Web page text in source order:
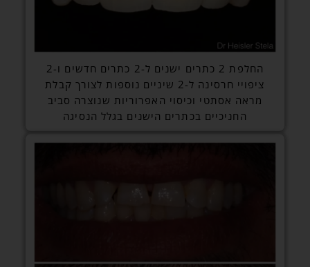
החלפת 2 כתרים ישנים ל-2 כתרים חדשים ו-2
ציפויי חרסינה ל-2 שיניים נוספות לצורך קבלת
מראה אסתטי וכיסוי האפרוריות שנוצרה סביב
החניכיים בכתרים הישנים בגלל הנסיגה